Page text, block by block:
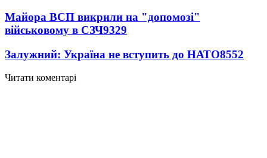
Майора ВСП викрили на "допомозі"
військовому в СЗЧ9329
Залужний: Україна не вступить до НАТО8552
Читати коментарі